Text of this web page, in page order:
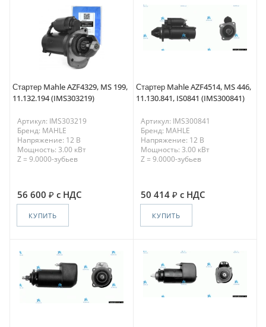
Стартер Mahle AZF4329, MS 199,
11.132.194 (IMS303219)
Артикул: IMS303219
Бренд: MAHLE
Напряжение: 12 В
Мощность: 3.00 кВт
Z = 9.0000-зубьев
56 600 с НДС
КУПИТЬ
Стартер Mahle AZF4514, MS 446,
11.130.841, IS0841 (IMS300841)
Артикул: IMS300841
Бренд: MAHLE
Напряжение: 12 В
Мощность: 3.00 кВт
Z = 9.0000-зубьев
50 414 с НДС
КУПИТЬ